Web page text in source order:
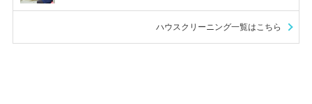
ハウスクリーニング一覧はこちら